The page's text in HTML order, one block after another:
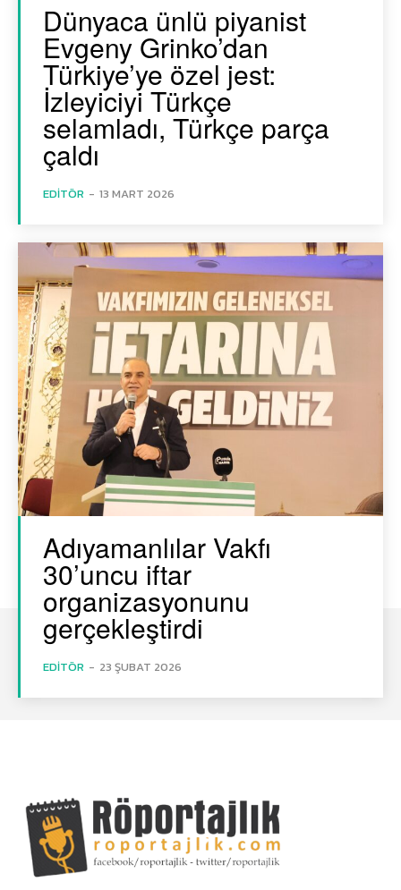
Dünyaca ünlü piyanist
Evgeny Grinko’dan
Türkiye’ye özel jest:
İzleyiciyi Türkçe
selamladı, Türkçe parça
çaldı
EDITÖR - 13 MART 2026
Adıyamanlılar Vakfı
30’uncu iftar
organizasyonunu
gerçekleştirdi
EDITÖR - 23 ŞUBAT 2026